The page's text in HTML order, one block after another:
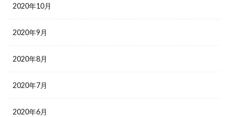
2020年10月
2020年9月
2020年8月
2020年7月
2020年6月